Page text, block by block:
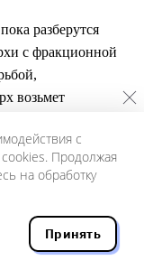
разберутся
с фракционной
возьмет
хозяйства?
потрясений ради
актрисы
Корея лучше
с
Продолжая
на обработку
Принять